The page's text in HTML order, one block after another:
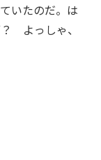
いたのだ。は
よっしゃ、